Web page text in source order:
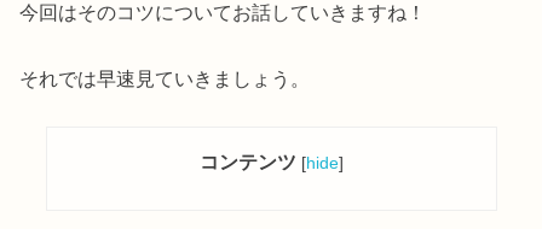
今回はそのコツについてお話していきますね！
それでは早速見ていきましょう。
コンテンツ [hide]